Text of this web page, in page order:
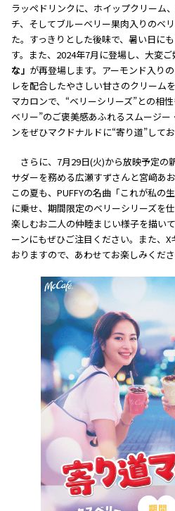
ラッペドリンクに、ホイップクリーム
チ、そしてブルーベリー果肉入りのベ
た。すっきりとした後味で、暑い日に
す。また、2024年7月に登場し、大変
な」 が再登場します。アーモンド入り
レを配合したやさしい甘さのクリーム
マカロンで、“ベリーシリーズ”との相
ベリー”のご褒美感あふれるスムージ
ンをぜひマクドナルドに“寄り道”して
さらに、7月29日(火)から放映予定の
サダーを務める広瀬すずさんと宮﨑あ
この夏も、PUFFYの名曲「これが私の
に乗せ、期間限定のベリーシリーズを
楽しむお二人の仲睦まじい様子を描い
ーンにもぜひご注目ください。また、
おりますので、あわせてお楽しみくだ